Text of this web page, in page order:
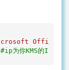
#ip为你KMS的IP地址